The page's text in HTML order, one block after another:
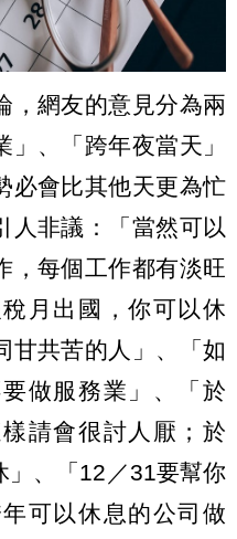
，網友的意見分為兩
、「跨年夜當天」
必會比其他天更為忙
人非議：「當然可以
，每個工作都有淡旺
月出國，你可以休
甘共苦的人」、「如
做服務業」、「於
請會很討人厭；於
」、「12／31要幫你
可以休息的公司做